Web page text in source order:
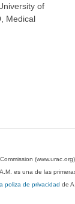
of
Medical
es una de las
poliza de privacidad de